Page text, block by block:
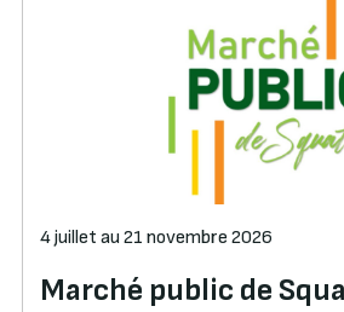
4 juillet au 21 novembre 2026
Marché public de